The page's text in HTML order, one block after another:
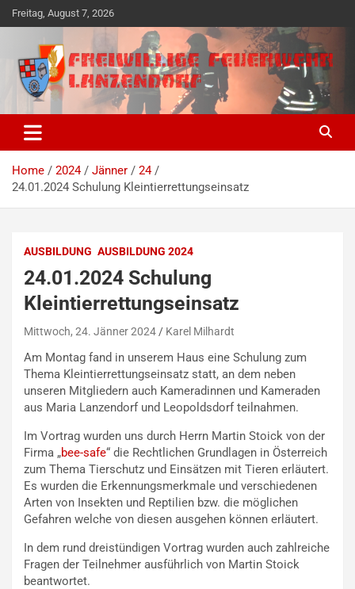
Skip
to
Freitag, August 7, 2026
Freiwillige Feuerwehr
Lanzendorf
Freiwillige Ehrensache seit 1890
Home 2024 Jänner
24
24.01.2024 Schulung Kleintierrettungseinsatz
AUSBILDUNG AUSBILDUNG 2024
24.01.2024 Schulung
Kleintierrettungseinsatz
Mittwoch, 24. Jänner 2024 Karel Milhardt
Am Montag fand in unserem Haus eine Schulung zum
Thema Kleintierrettungseinsatz statt, an dem neben
unseren Mitgliedern auch Kameradinnen und Kameraden
aus Maria Lanzendorf und Leopoldsdorf teilnahmen.
Im Vortrag wurden uns durch Herrn Martin Stoick von der
Firma „bee-safe“ die Rechtlichen Grundlagen in Österreich
zum Thema Tierschutz und Einsätzen mit Tieren erläutert.
Es wurden die Erkennungsmerkmale und verschiedenen
Arten von Insekten und Reptilien bzw. die möglichen
Gefahren welche von diesen ausgehen können erläutert.
In dem rund dreistündigen Vortrag wurden auch zahlreiche
Fragen der Teilnehmer ausführlich von Martin Stoick
beantwortet.